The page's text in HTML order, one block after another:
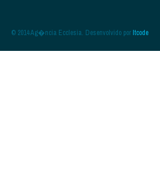
© 2014 Ag�ncia Ecclesia. Desenvolvido porItcode